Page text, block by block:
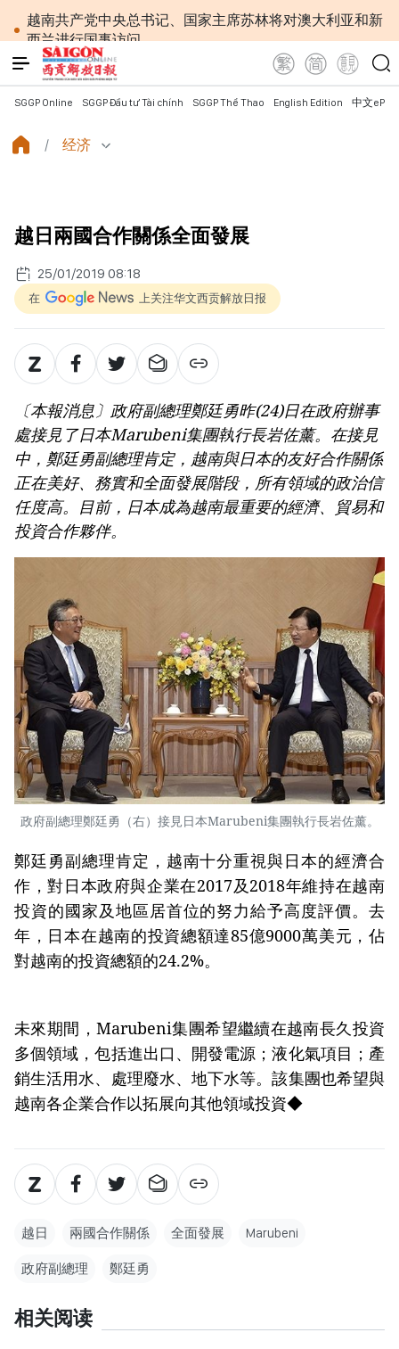
越南共产党中央总书记、国家主席苏林将对澳大利亚和新
西兰进行国事访问
政府总理黎明兴：网络安全必须做到“维护系统”与
“保护人员”紧密结合
越南政府总理黎明兴会见马来西亚国防部长
日益活跃
党中央总书记、国家主席苏林：建设一部科学严谨、
越南国会常务委员会会议：提交国会审议通过设立广
政府总理黎明兴：外交部门为构建有利于发展的对外
格局作出贡献
越南第十六届国会第一次非常规会议：主动防范传统
越南第十六届国会第一次非常规会议：健全与新组织
架构模式相适应的乡级军事指挥部
《决议》的行动计划
第十六届国会第一次非常规会议：大力减少有条件的
经营行业
第十六届国会第一次非常规会议：海关手续改革与数
字化转型及风险管理相结合
SGGP Online SGGP Đầu tư Tài chính SGGP Thể Thao English Edition 中文
经济
越日兩國合作關係全面發展
25/01/2019 08:18
在 上关注华文西贡解放日报
〔本報消息〕政府副總理鄭廷勇昨(24)日在政府辦事
處接見了日本Marubeni集團執行長岩佐薰。在接見
中，鄭廷勇副總理肯定，越南與日本的友好合作關係
正在美好、務實和全面發展階段，所有領域的政治信
任度高。目前，日本成為越南最重要的經濟、貿易和
投資合作夥伴。
政府副總理鄭廷勇（右）接見日本Marubeni集團執行長岩佐薰。
鄭廷勇副總理肯定，越南十分重視與日本的經濟合
作，對日本政府與企業在2017及2018年維持在越南
投資的國家及地區居首位的努力給予高度評價。去
年，日本在越南的投資總額達85億9000萬美元，佔
對越南的投資總額的24.2%。
未來期間，Marubeni集團希望繼續在越南長久投資
多個領域，包括進出口、開發電源；液化氣項目；產
銷生活用水、處理廢水、地下水等。該集團也希望與
越南各企業合作以拓展向其他領域投資◆
越日 兩國合作關係 全面發展 Marubeni
政府副總理 鄭廷勇
相关阅读